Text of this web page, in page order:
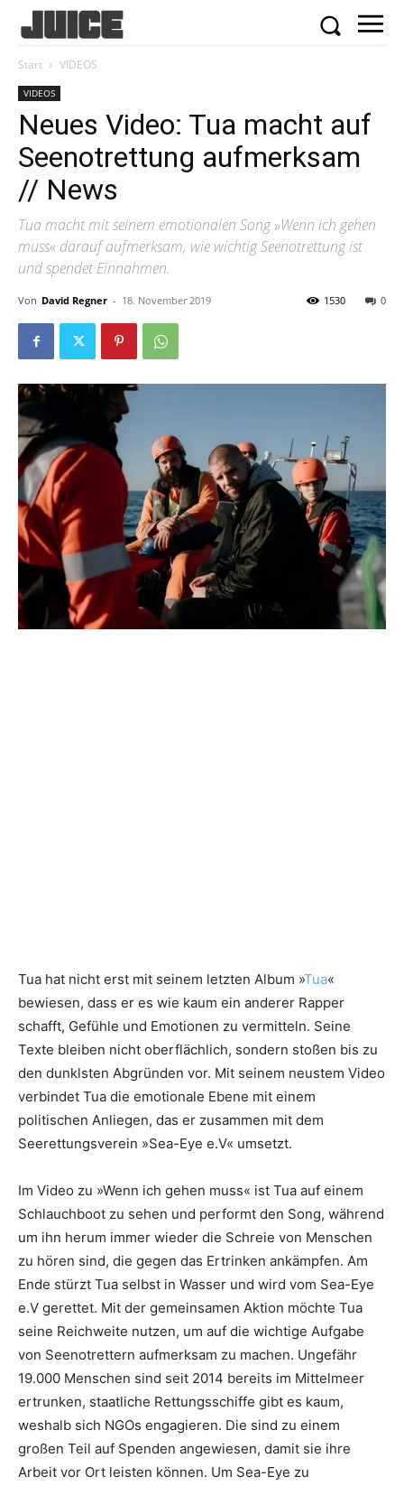
Start VIDEOS
VIDEOS
Neues Video: Tua macht auf
Seenotrettung aufmerksam
// News
Tua macht mit seinem emotionalen Song »Wenn ich gehen
muss« darauf aufmerksam, wie wichtig Seenotrettung ist
und spendet Einnahmen.
Von David Regner - 18. November 2019 0
1530
Tua hat nicht erst mit seinem letzten Album »Tua«
bewiesen, dass er es wie kaum ein anderer Rapper
schafft, Gefühle und Emotionen zu vermitteln. Seine
Texte bleiben nicht oberflächlich, sondern stoßen bis zu
den dunklsten Abgründen vor. Mit seinem neustem Video
verbindet Tua die emotionale Ebene mit einem
politischen Anliegen, das er zusammen mit dem
Seerettungsverein »Sea-Eye e.V« umsetzt.
Im Video zu »Wenn ich gehen muss« ist Tua auf einem
Schlauchboot zu sehen und performt den Song, während
um ihn herum immer wieder die Schreie von Menschen
zu hören sind, die gegen das Ertrinken ankämpfen. Am
Ende stürzt Tua selbst in Wasser und wird vom Sea-Eye
e.V gerettet. Mit der gemeinsamen Aktion möchte Tua
seine Reichweite nutzen, um auf die wichtige Aufgabe
von Seenotrettern aufmerksam zu machen. Ungefähr
19.000 Menschen sind seit 2014 bereits im Mittelmeer
ertrunken, staatliche Rettungsschiffe gibt es kaum,
weshalb sich NGOs engagieren. Die sind zu einem
großen Teil auf Spenden angewiesen, damit sie ihre
Arbeit vor Ort leisten können. Um Sea-Eye zu